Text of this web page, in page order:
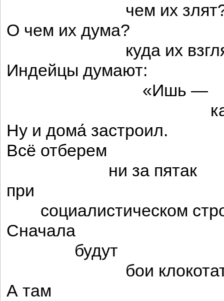
чем их
О чем их дума?
куда их
Индейцы думают:
«Ишь —
Ну и дома́ застроил.
Всё отберем
ни за пятак
при
социалистическом
Сначала
будут
бои
А там